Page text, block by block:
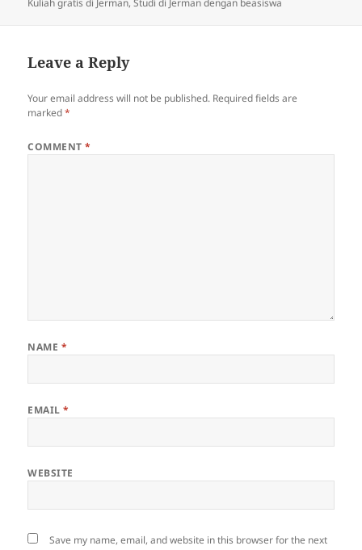
Kuliah gratis di Jerman,Studi di Jerman dengan beasiswa
Leave a Reply
Your email address will not be published. Required fields are
marked*
COMMENT*
NAME *
EMAIL*
WEBSITE
Save my name, email, and website in this browser for the next